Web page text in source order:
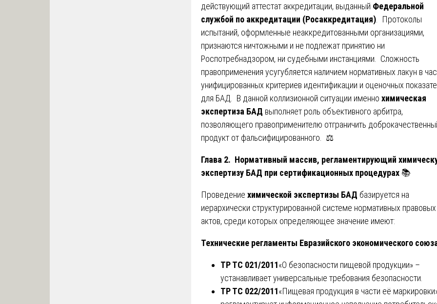
действующий аттестат аккредитации, выданный Федеральной
службой по аккредитации (Росаккредитация) . Протоколы
испытаний, оформленные неаккредитованными организациями,
признаются ничтожными и не подлежат принятию ни
Роспотребнадзором, ни судебными инстанциями. Сложность
правоприменения усугубляется наличием нормативных лакун в
унифицированных критериев идентификации и оценочных
для БАД. В данной коллизионной ситуации именно химическая
экспертиза БАД выполняет роль объективного арбитра,
позволяющего правоприменителю отграничить
продукт от фальсифицированного. ⚖️
Глава 2. Нормативный массив, регламентирующий
экспертизу БАД при сертификационных процедурах 📚
Проведение химической экспертизы БАД базируется на
иерархически структурированной системе нормативных правовых
актов, среди которых определяющее значение имеют:
Технические регламенты Евразийского экономического
ТР ТС 021/2011«О безопасности пищевой продукции» –
устанавливает универсальные требования безопасности.
ТР ТС 022/2011«Пищевая продукция в части её